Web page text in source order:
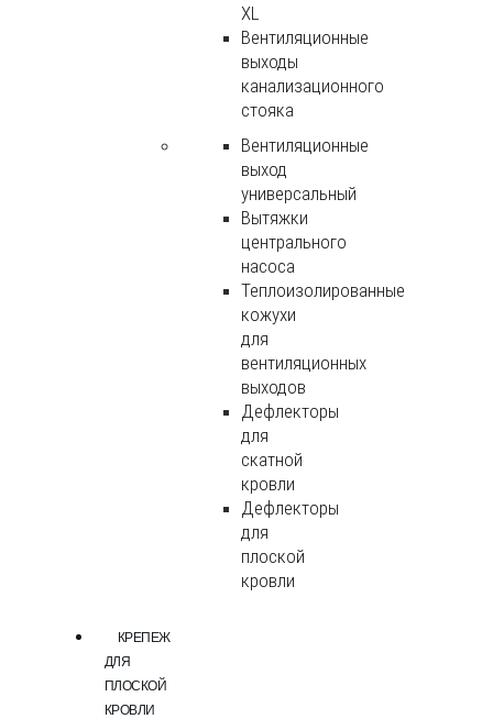
XL
Вентиляционные
выходы
канализационного
стояка
Вентиляционные
выход
универсальный
Вытяжки
центрального
насоса
Теплоизолированные
кожухи
для
вентиляционных
выходов
Дефлекторы
для
скатной
кровли
Дефлекторы
для
плоской
кровли
КРЕПЕЖ
ДЛЯ
ПЛОСКОЙ
КРОВЛИ